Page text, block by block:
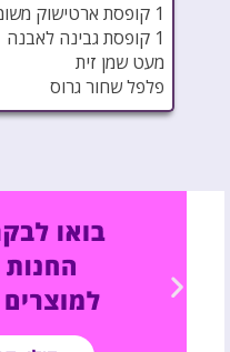
1 קופסת ארטישוק משומר טבול בשמן
1 קופסת גבינה לאבנה
מעט שמן זית
פלפל שחור גרוס